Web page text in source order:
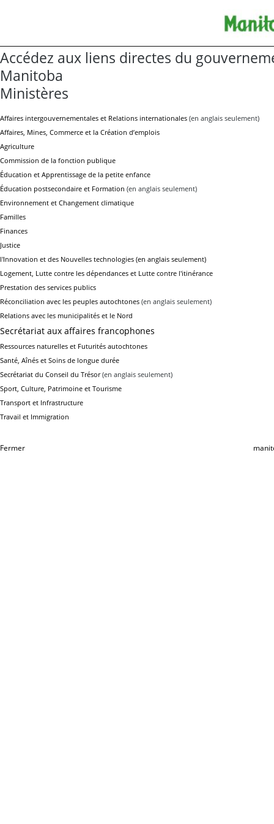
Accédez aux liens directes du
Manitoba
Ministères
Affaires intergouvernementales et Relations internationales (en anglais seulement)
Affaires, Mines, Commerce et la Création d’emplois
Agriculture
Commission de la fonction publique
Éducation et Apprentissage de la petite enfance
Éducation postsecondaire et Formation (en anglais seulement)
Environnement et Changement climatique
Familles
Finances
Justice
l'Innovation et des Nouvelles technologies (en anglais seulement)
Logement, Lutte contre les dépendances et Lutte contre l'itinérance
Prestation des services publics
Réconciliation avec les peuples autochtones (en anglais seulement)
Relations avec les municipalités et le Nord
Secrétariat aux affaires francophones
Ressources naturelles et Futurités autochtones
Santé, Aînés et Soins de longue durée
Secrétariat du Conseil du Trésor(en anglais seulement)
Sport, Culture, Patrimoine et Tourisme
Transport et Infrastructure
Travail et Immigration
Fermer